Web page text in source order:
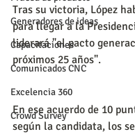
Generadores de ideas
Capacitaciones
Comunicados CNC
Excelencia 360
Crowd Survey
Tras su victoria, López
para llegar a la
liderará "el pacto
próximos 25 años".
En ese acuerdo de 10
según la candidata, los